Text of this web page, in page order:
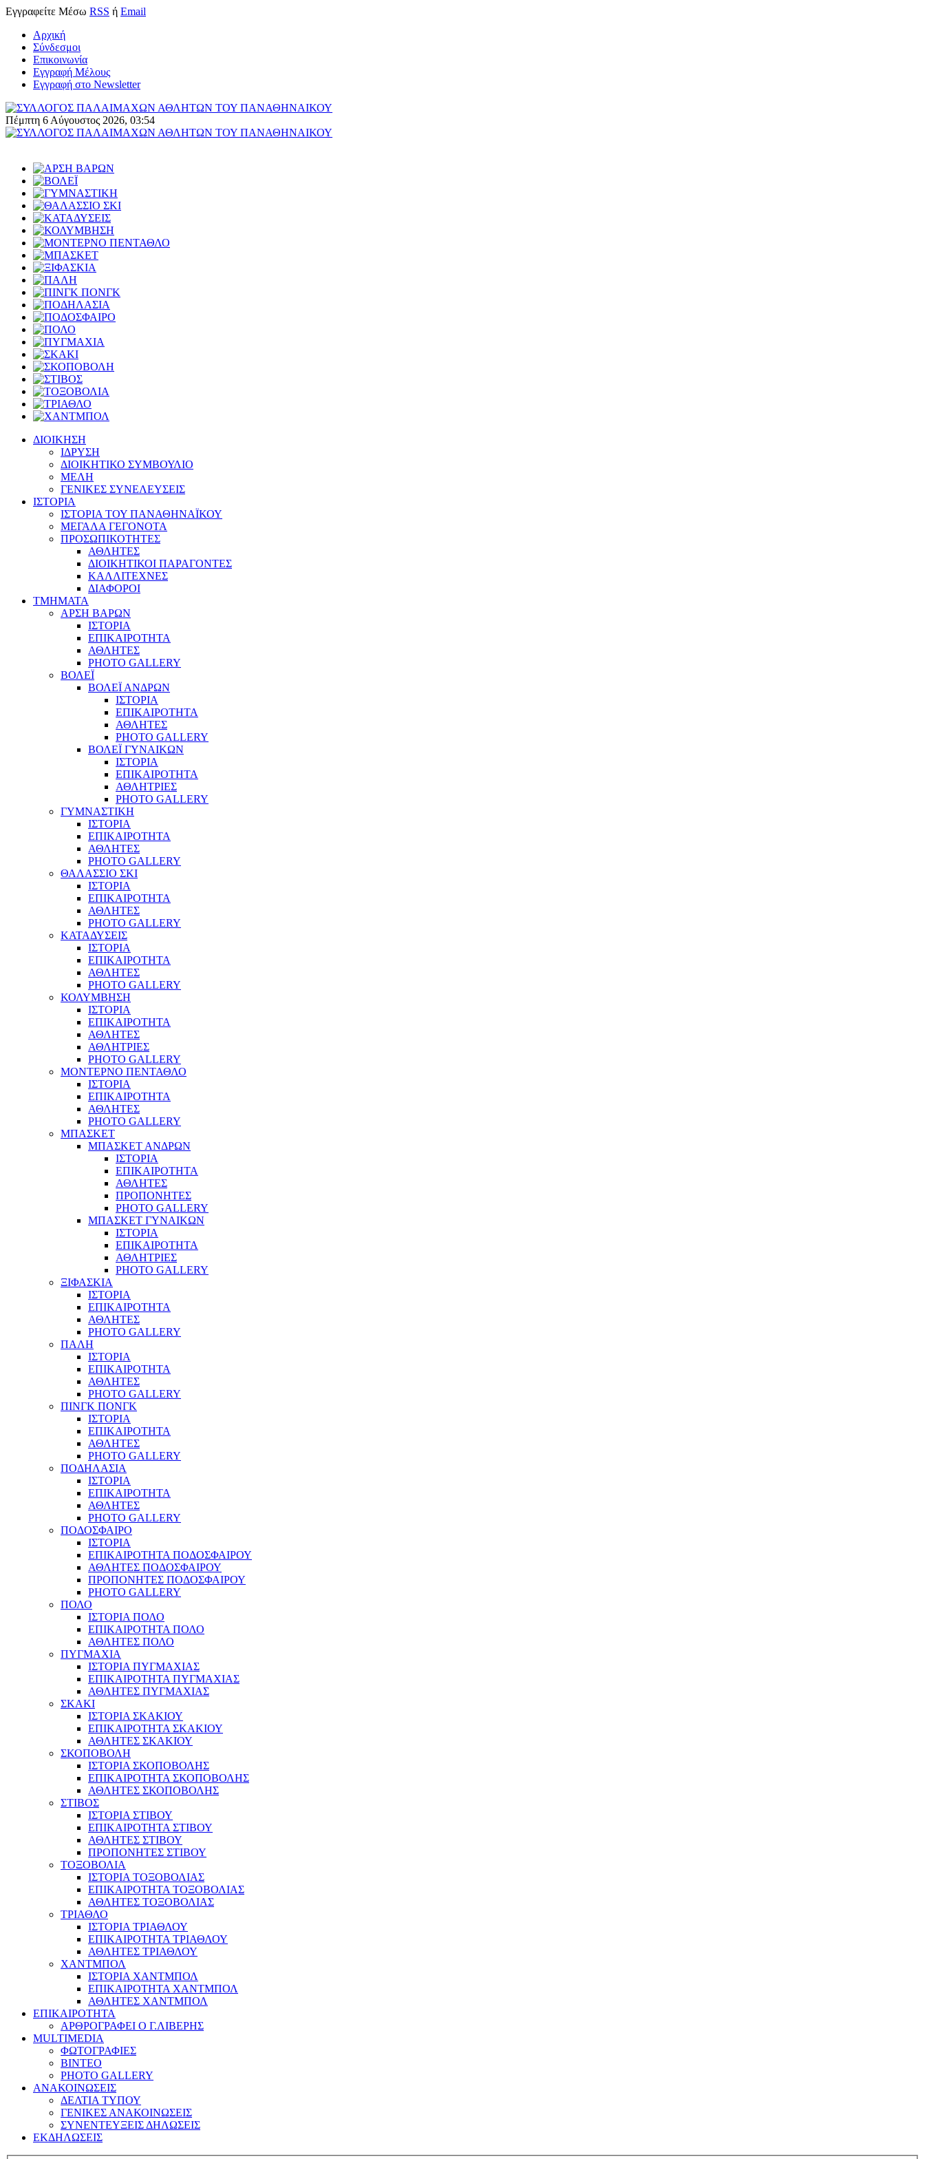
Εγγραφείτε Μέσω RSS ή Email
Αρχική
Σύνδεσμοι
Επικοινωνία
Εγγραφή Μέλους
Εγγραφή στο Newsletter
Πέμπτη 6 Αύγουστος 2026, 03:54
ΔΙΟΙΚΗΣΗ
ΙΔΡΥΣΗ
ΔΙΟΙΚΗΤΙΚΟ ΣΥΜΒΟΥΛΙΟ
ΜΕΛΗ
ΓΕΝΙΚΕΣ ΣΥΝΕΛΕΥΣΕΙΣ
ΙΣΤΟΡΙΑ
ΙΣΤΟΡΙΑ ΤΟΥ ΠΑΝΑΘΗΝΑΪΚΟΥ
ΜΕΓΑΛΑ ΓΕΓΟΝΟΤΑ
ΠΡΟΣΩΠΙΚΟΤΗΤΕΣ
ΑΘΛΗΤΕΣ
ΔΙΟΙΚΗΤΙΚΟΙ ΠΑΡΑΓΟΝΤΕΣ
ΚΑΛΛΙΤΕΧΝΕΣ
ΔΙΑΦΟΡΟΙ
ΤΜΗΜΑΤΑ
ΑΡΣΗ ΒΑΡΩΝ
ΙΣΤΟΡΙΑ
ΕΠΙΚΑΙΡΟΤΗΤΑ
ΑΘΛΗΤΕΣ
PHOTO GALLERY
ΒΟΛΕΪ
ΒΟΛΕΪ ΑΝΔΡΩΝ
ΙΣΤΟΡΙΑ
ΕΠΙΚΑΙΡΟΤΗΤΑ
ΑΘΛΗΤΕΣ
PHOTO GALLERY
ΒΟΛΕΪ ΓΥΝΑΙΚΩΝ
ΙΣΤΟΡΙΑ
ΕΠΙΚΑΙΡΟΤΗΤΑ
ΑΘΛΗΤΡΙΕΣ
PHOTO GALLERY
ΓΥΜΝΑΣΤΙΚΗ
ΙΣΤΟΡΙΑ
ΕΠΙΚΑΙΡΟΤΗΤΑ
ΑΘΛΗΤΕΣ
PHOTO GALLERY
ΘΑΛΑΣΣΙΟ ΣΚΙ
ΙΣΤΟΡΙΑ
ΕΠΙΚΑΙΡΟΤΗΤΑ
ΑΘΛΗΤΕΣ
PHOTO GALLERY
ΚΑΤΑΔΥΣΕΙΣ
ΙΣΤΟΡΙΑ
ΕΠΙΚΑΙΡΟΤΗΤΑ
ΑΘΛΗΤΕΣ
PHOTO GALLERY
ΚΟΛΥΜΒΗΣΗ
ΙΣΤΟΡΙΑ
ΕΠΙΚΑΙΡΟΤΗΤΑ
ΑΘΛΗΤΕΣ
ΑΘΛΗΤΡΙΕΣ
PHOTO GALLERY
ΜΟΝΤΕΡΝΟ ΠΕΝΤΑΘΛΟ
ΙΣΤΟΡΙΑ
ΕΠΙΚΑΙΡΟΤΗΤΑ
ΑΘΛΗΤΕΣ
PHOTO GALLERY
ΜΠΑΣΚΕΤ
ΜΠΑΣΚΕΤ ΑΝΔΡΩΝ
ΙΣΤΟΡΙΑ
ΕΠΙΚΑΙΡΟΤΗΤΑ
ΑΘΛΗΤΕΣ
ΠΡΟΠΟΝΗΤΕΣ
PHOTO GALLERY
ΜΠΑΣΚΕΤ ΓΥΝΑΙΚΩΝ
ΙΣΤΟΡΙΑ
ΕΠΙΚΑΙΡΟΤΗΤΑ
ΑΘΛΗΤΡΙΕΣ
PHOTO GALLERY
ΞΙΦΑΣΚΙΑ
ΙΣΤΟΡΙΑ
ΕΠΙΚΑΙΡΟΤΗΤΑ
ΑΘΛΗΤΕΣ
PHOTO GALLERY
ΠΑΛΗ
ΙΣΤΟΡΙΑ
ΕΠΙΚΑΙΡΟΤΗΤΑ
ΑΘΛΗΤΕΣ
PHOTO GALLERY
ΠΙΝΓΚ ΠΟΝΓΚ
ΙΣΤΟΡΙΑ
ΕΠΙΚΑΙΡΟΤΗΤΑ
ΑΘΛΗΤΕΣ
PHOTO GALLERY
ΠΟΔΗΛΑΣΙΑ
ΙΣΤΟΡΙΑ
ΕΠΙΚΑΙΡΟΤΗΤΑ
ΑΘΛΗΤΕΣ
PHOTO GALLERY
ΠΟΔΟΣΦΑΙΡΟ
ΙΣΤΟΡΙΑ
ΕΠΙΚΑΙΡΟΤΗΤΑ ΠΟΔΟΣΦΑΙΡΟΥ
ΑΘΛΗΤΕΣ ΠΟΔΟΣΦΑΙΡΟΥ
ΠΡΟΠΟΝΗΤΕΣ ΠΟΔΟΣΦΑΙΡΟΥ
PHOTO GALLERY
ΠΟΛΟ
ΙΣΤΟΡΙΑ ΠΟΛΟ
ΕΠΙΚΑΙΡΟΤΗΤΑ ΠΟΛΟ
ΑΘΛΗΤΕΣ ΠΟΛΟ
ΠΥΓΜΑΧΙΑ
ΙΣΤΟΡΙΑ ΠΥΓΜΑΧΙΑΣ
ΕΠΙΚΑΙΡΟΤΗΤΑ ΠΥΓΜΑΧΙΑΣ
ΑΘΛΗΤΕΣ ΠΥΓΜΑΧΙΑΣ
ΣΚΑΚΙ
ΙΣΤΟΡΙΑ ΣΚΑΚΙΟΥ
ΕΠΙΚΑΙΡΟΤΗΤΑ ΣΚΑΚΙΟΥ
ΑΘΛΗΤΕΣ ΣΚΑΚΙΟΥ
ΣΚΟΠΟΒΟΛΗ
ΙΣΤΟΡΙΑ ΣΚΟΠΟΒΟΛΗΣ
ΕΠΙΚΑΙΡΟΤΗΤΑ ΣΚΟΠΟΒΟΛΗΣ
ΑΘΛΗΤΕΣ ΣΚΟΠΟΒΟΛΗΣ
ΣΤΙΒΟΣ
ΙΣΤΟΡΙΑ ΣΤΙΒΟΥ
ΕΠΙΚΑΙΡΟΤΗΤΑ ΣΤΙΒΟΥ
ΑΘΛΗΤΕΣ ΣΤΙΒΟΥ
ΠΡΟΠΟΝΗΤΕΣ ΣΤΙΒΟΥ
ΤΟΞΟΒΟΛΙΑ
ΙΣΤΟΡΙΑ ΤΟΞΟΒΟΛΙΑΣ
ΕΠΙΚΑΙΡΟΤΗΤΑ ΤΟΞΟΒΟΛΙΑΣ
ΑΘΛΗΤΕΣ ΤΟΞΟΒΟΛΙΑΣ
ΤΡΙΑΘΛΟ
ΙΣΤΟΡΙΑ ΤΡΙΑΘΛΟΥ
ΕΠΙΚΑΙΡΟΤΗΤΑ ΤΡΙΑΘΛΟΥ
ΑΘΛΗΤΕΣ ΤΡΙΑΘΛΟΥ
ΧΑΝΤΜΠΟΛ
ΙΣΤΟΡΙΑ ΧΑΝΤΜΠΟΛ
ΕΠΙΚΑΙΡΟΤΗΤΑ ΧΑΝΤΜΠΟΛ
ΑΘΛΗΤΕΣ ΧΑΝΤΜΠΟΛ
ΕΠΙΚΑΙΡΟΤΗΤΑ
ΑΡΘΡΟΓΡΑΦΕΙ Ο Γ.ΛΙΒΕΡΗΣ
MULTIMEDIA
ΦΩΤΟΓΡΑΦΙΕΣ
ΒΙΝΤΕΟ
PHOTO GALLERY
ΑΝΑΚΟΙΝΩΣΕΙΣ
ΔΕΛΤΙΑ ΤΥΠΟΥ
ΓΕΝΙΚΕΣ ΑΝΑΚΟΙΝΩΣΕΙΣ
ΣΥΝΕΝΤΕΥΞΕΙΣ ΔΗΛΩΣΕΙΣ
ΕΚΔΗΛΩΣΕΙΣ